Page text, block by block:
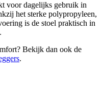
voor dagelijks gebruik in
het sterke polypropyleen,
is de stoel praktisch in
Bekijk dan ook de
.